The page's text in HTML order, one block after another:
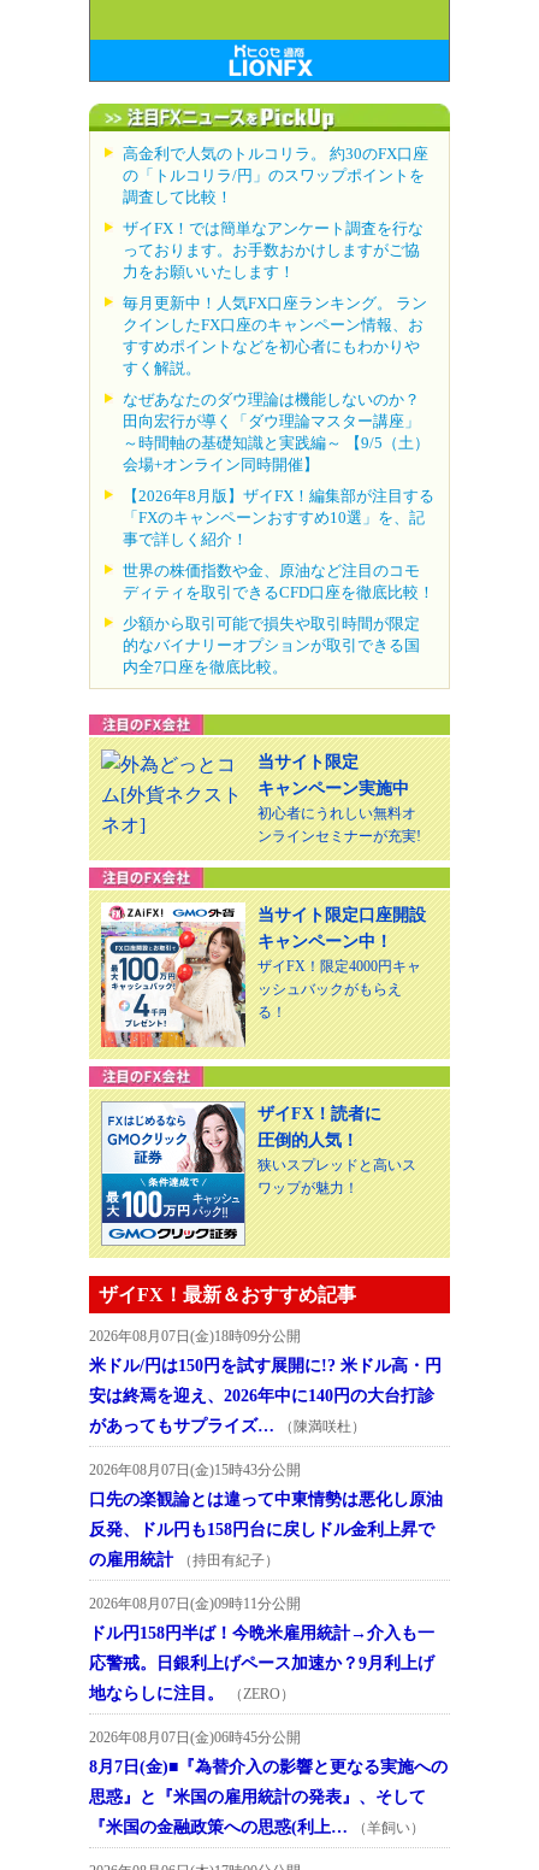
高金利で人気のトルコリラ。 約30のFX口座
の「トルコリラ/円」のスワップポイントを
調査して比較！
ザイFX！では簡単なアンケート調査を行な
っております。お手数おかけしますがご協
力をお願いいたします！
毎月更新中！人気FX口座ランキング。 ラン
クインしたFX口座のキャンペーン情報、お
すすめポイントなどを初心者にもわかりや
すく解説。
なぜあなたのダウ理論は機能しないのか？
田向宏行が導く「ダウ理論マスター講座」
～時間軸の基礎知識と実践編～ 【9/5（土）
会場+オンライン同時開催】
【2026年8月版】ザイFX！編集部が注目する
「FXのキャンペーンおすすめ10選」を、記
事で詳しく紹介！
世界の株価指数や金、原油など注目のコモ
ディティを取引できるCFD口座を徹底比較！
少額から取引可能で損失や取引時間が限定
的なバイナリーオプションが取引できる国
内全7口座を徹底比較。
当サイト限定
キャンペーン実施中
初心者にうれしい無料オ
ンラインセミナーが充実!
当サイト限定口座開設
キャンペーン中！
ザイFX！限定4000円キャ
ッシュバックがもらえ
る！
ザイFX！読者に
圧倒的人気！
狭いスプレッドと高いス
ワップが魅力！
ザイFX！最新＆おすすめ記事
2026年08月07日(金)18時09分公開
米ドル/円は150円を試す展開に!? 米ドル高・円
安は終焉を迎え、2026年中に140円の大台打診
があってもサプライズ…
（陳満咲杜）
2026年08月07日(金)15時43分公開
口先の楽観論とは違って中東情勢は悪化し原油
反発、ドル円も158円台に戻しドル金利上昇で
の雇用統計
（持田有紀子）
2026年08月07日(金)09時11分公開
ドル円158円半ば！今晩米雇用統計→介入も一
応警戒。日銀利上げペース加速か？9月利上げ
地ならしに注目。
（ZERO）
2026年08月07日(金)06時45分公開
8月7日(金)■『為替介入の影響と更なる実施への
思惑』と『米国の雇用統計の発表』、そして
『米国の金融政策への思惑(利上…
（羊飼い）